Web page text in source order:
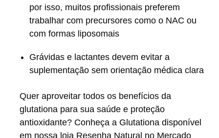
por isso, muitos profissionais preferem
trabalhar com precursores como o NAC ou
com formas liposomais
Grávidas e lactantes devem evitar a
suplementação sem orientação médica clara
Quer aproveitar todos os benefícios da
glutationa para sua saúde e proteção
antioxidante? Conheça a Glutationa disponível
em nossa loja Resenha Natural no Mercado